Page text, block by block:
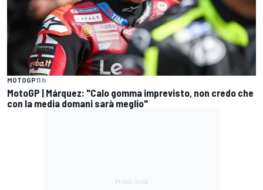
MOTOGP11 h
MotoGP | Márquez: "Calo gomma imprevisto, non credo che
con la media domani sarà meglio"